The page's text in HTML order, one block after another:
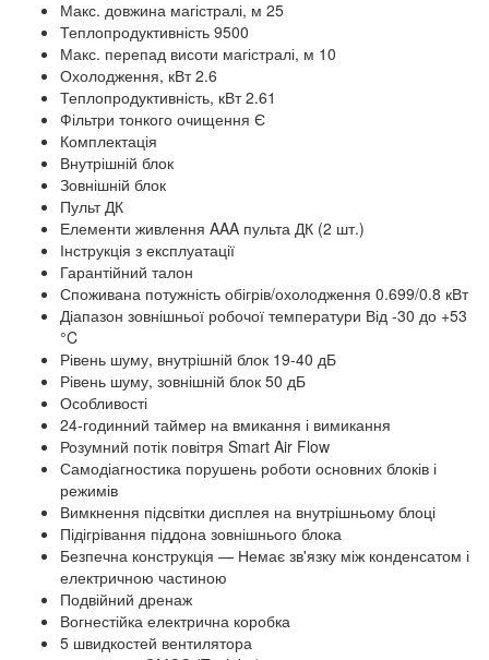
Макс. довжина магістралі, м 25
Теплопродуктивність 9500
Макс. перепад висоти магістралі, м 10
Охолодження, кВт 2.6
Теплопродуктивність, кВт 2.61
Фільтри тонкого очищення Є
Комплектація
Внутрішній блок
Зовнішній блок
Пульт ДК
Елементи живлення AAA пульта ДК (2 шт.)
Інструкція з експлуатації
Гарантійний талон
Споживана потужність обігрів/охолодження 0.699/0.8 кВт
Діапазон зовнішньої робочої температури Від -30 до +53
°C
Рівень шуму, внутрішній блок 19-40 дБ
Рівень шуму, зовнішній блок 50 дБ
Особливості
24-годинний таймер на вмикання і вимикання
Розумний потік повітря Smart Air Flow
Самодіагностика порушень роботи основних блоків і
режимів
Вимкнення підсвітки дисплея на внутрішньому блоці
Підігрівання піддона зовнішнього блока
Безпечна конструкція — Немає зв'язку між конденсатом і
електричною частиною
Подвійний дренаж
Вогнестійка електрична коробка
5 швидкостей вентилятора